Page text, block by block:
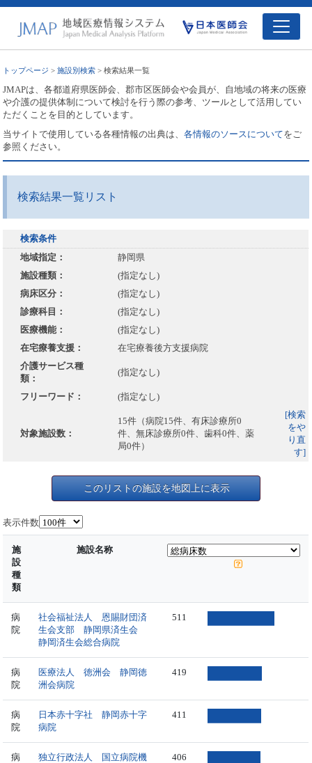
トップページ >施設別検索 > 検索結果一覧
JMAPは、各都道府県医師会、郡市区医師会や会員が、自地域の将来の医療
や介護の提供体制について検討を行う際の参考、ツールとして活用してい
ただくことを目的としています。
当サイトで使用している各種情報の出典は、各情報のソースについてをご
参照ください。
検索結果一覧リスト
検索条件
地域指定：
静岡県
施設種類：
(指定なし)
病床区分：
(指定なし)
診療科目：
(指定なし)
医療機能：
(指定なし)
在宅療養支援：
在宅療養後方支援病院
介護サービス種
類：
(指定なし)
フリーワード： (指定なし)
対象施設数：
15件（病院15件、有床診療所0
件、無床診療所0件、歯科0件、薬
局0件）
[検索
をや
り直
す]
このリストの施設を地図上に表示
表示件数
施
設
種
類
施設名称
病
院
社会福祉法人 恩賜財団済
生会支部 静岡県済生会
静岡済生会総合病院
511
病
院
医療法人 徳洲会 静岡徳
洲会病院
419
病
院
日本赤十字社 静岡赤十字
病院
411
病
独立行政法人 国立病院機
406